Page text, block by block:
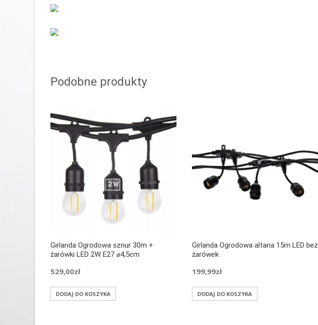
Podobne produkty
Girlanda Ogrodowa sznur 30m +
żarówki LED 2W E27 ⌀4,5cm
529,00zł
DODAJ DO KOSZYKA
Girlanda Ogrodowa altana 15m LED bez
żarówek
199,99zł
DODAJ DO KOSZYKA